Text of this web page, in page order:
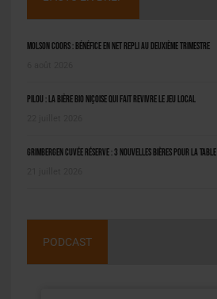
Molson Coors : bénéfice en net repli au deuxième trimestre
Pilou : la bière bio niçoise qui fait revivre le jeu local
Grimbergen Cuvée Réserve : 3 nouvelles bières pour la table
PODCAST